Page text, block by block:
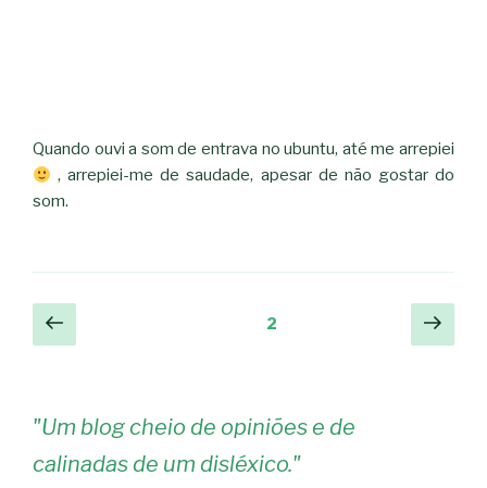
Quando ouvi a som de entrava no ubuntu, até me arrepiei
, arrepiei-me de saudade, apesar de não gostar do
som.
Navegação
de
Página
anterior
2
"Um blog cheio de opiniões e de
calinadas de um disléxico."